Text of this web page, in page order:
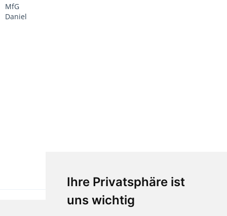
Ihre Privatsphäre ist
uns wichtig
MfG
Daniel